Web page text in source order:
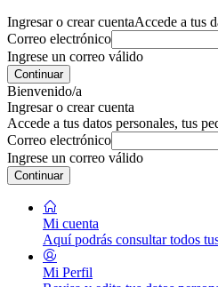
Ingresar o crear cuentaAccede a tus
Correo electrónico
Ingrese un correo válido
Continuar
Bienvenido/a
Ingresar o crear cuenta
Accede a tus datos personales, tus
Correo electrónico
Ingrese un correo válido
Continuar
Mi cuenta
Aquí podrás consultar todos
Mi Perfil